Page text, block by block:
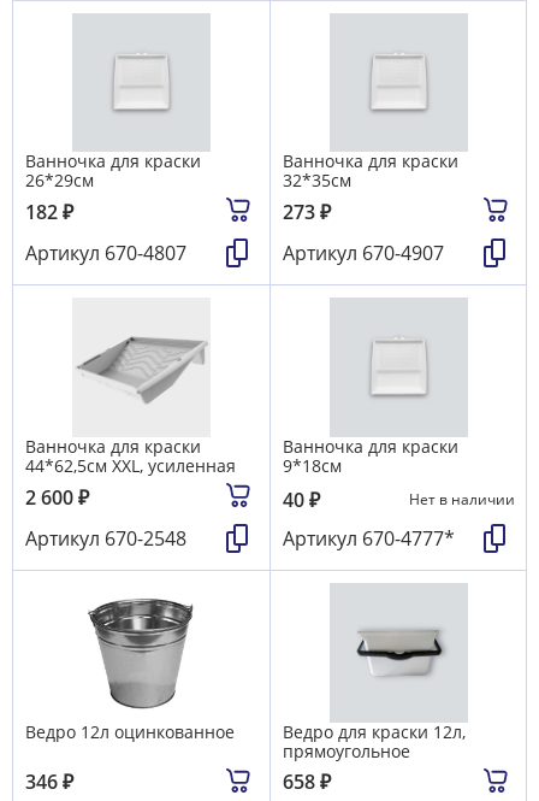
Ванночка для краски
26*29см
182₽
Артикул 670-4807
Ванночка для краски
32*35см
273₽
Артикул 670-4907
Ванночка для краски
44*62,5см XXL, усиленная
2 600₽
Артикул 670-2548
Ванночка для краски
9*18см
40₽ Нет в наличии
Артикул 670-4777*
Ведро 12л оцинкованное
346₽
Ведро для краски 12л,
прямоугольное
658₽